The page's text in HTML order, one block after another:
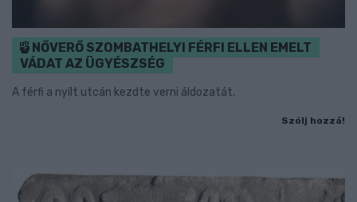
NŐVERŐ SZOMBATHELYI FÉRFI ELLEN EMELT
VÁDAT AZ ÜGYÉSZSÉG
A férfi a nyílt utcán kezdte verni áldozatát.
Szólj hozzá!